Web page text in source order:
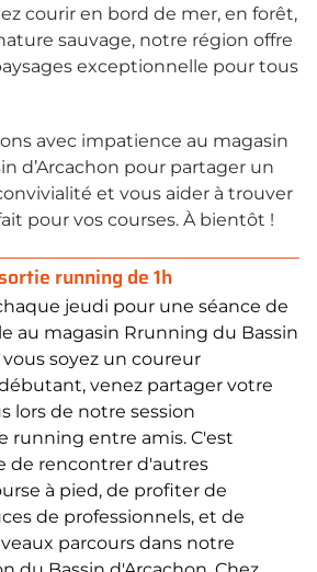
courir en bord de mer, en forêt,
sauvage, notre région offre
exceptionnelle pour tous
avec impatience au magasin
d’Arcachon pour partager un
et vous aider à trouver
pour vos courses. À bientôt !
running de 1h
jeudi pour une séance de
au magasin Rrunning du Bassin
soyez un coureur
venez partager votre
lors de notre session
running entre amis. C'est
de rencontrer d'autres
à pied, de profiter de
de professionnels, et de
parcours dans notre